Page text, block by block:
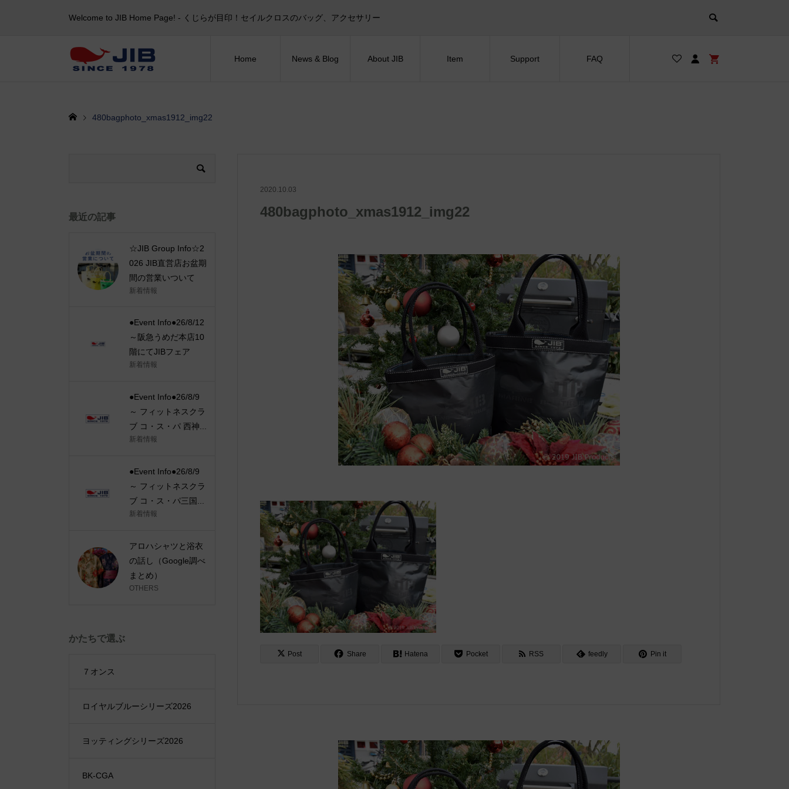
Welcome to JIB Home Page! ‐ くじらが目印！セイルクロスのバッグ、アクセサリー
Home News & Blog About JIB Item Support FAQ
480bagphoto_xmas1912_img22
2020.10.03
480bagphoto_xmas1912_img22
Post Share Hatena Pocket RSS feedly Pin it
最近の記事
☆JIB Group Info☆2
026 JIB直営店お盆期
間の営業いついて
新着情報
●Event Info●26/8/12
～阪急うめだ本店10
階にてJIBフェア
新着情報
●Event Info●26/8/9
～ フィットネスクラ
ブ コ・ス・パ 西神...
新着情報
●Event Info●26/8/9
～ フィットネスクラ
ブ コ・ス・パ三国...
新着情報
アロハシャツと浴衣
の話し（Google調べ
まとめ）
OTHERS
かたちで選ぶ
７オンス
ロイヤルブルーシリーズ2026
ヨッティングシリーズ2026
BK-CGA